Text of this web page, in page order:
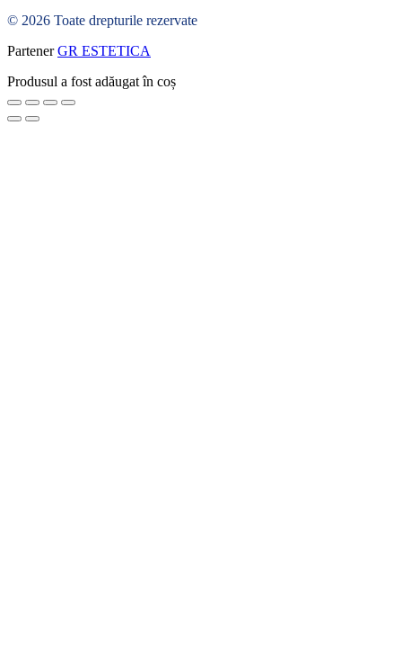
© 2026 Toate drepturile rezervate
PartenerGR ESTETICA
Produsul a fost adăugat în coș